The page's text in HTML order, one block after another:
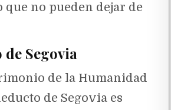
no pueden dejar de
de Segovia
de la Humanidad
de Segovia es